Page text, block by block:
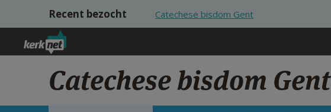
Overslaan en naar de inhoud gaan
Recent bezocht Catechese bisdom Gent
Catechese bisdom Gent